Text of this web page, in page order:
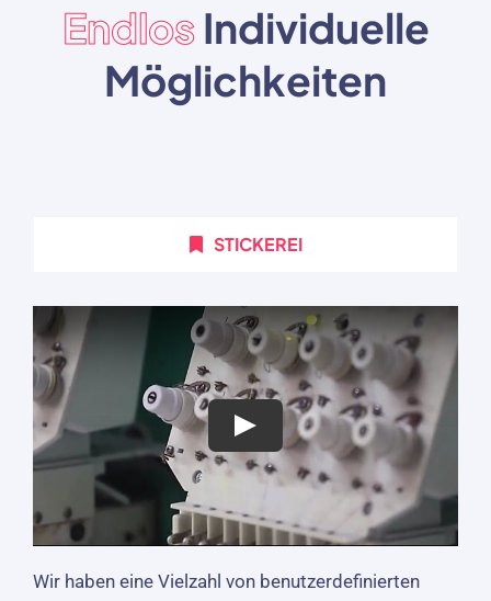
EndlosIndividuelle
Möglichkeiten
STICKEREI
Wir haben eine Vielzahl von benutzerdefinierten